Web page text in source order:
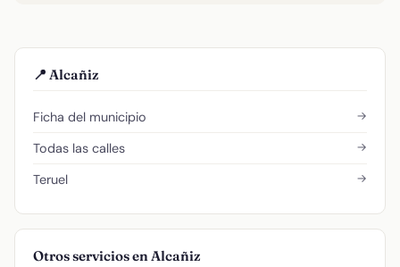
📍 Alcañiz
Ficha del municipio →
Todas las calles →
Teruel →
Otros servicios en Alcañiz